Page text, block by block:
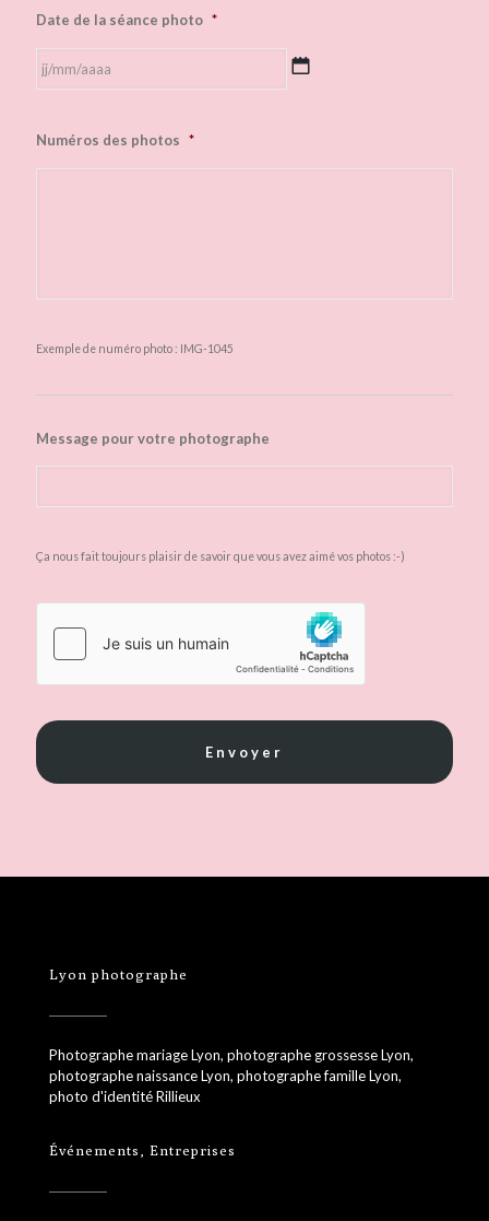
Date de la séance photo *
slash
Numéros des photos *
Exemple de numéro photo : IMG-1045
Message pour votre photographe
Ça nous fait toujours plaisir de savoir que vous avez aimé vos photos :-)
Lyon photographe
Photographe mariage Lyon, photographe grossesse Lyon,
photographe naissance Lyon, photographe famille Lyon,
photo d'identité Rillieux
Événements, Entreprises